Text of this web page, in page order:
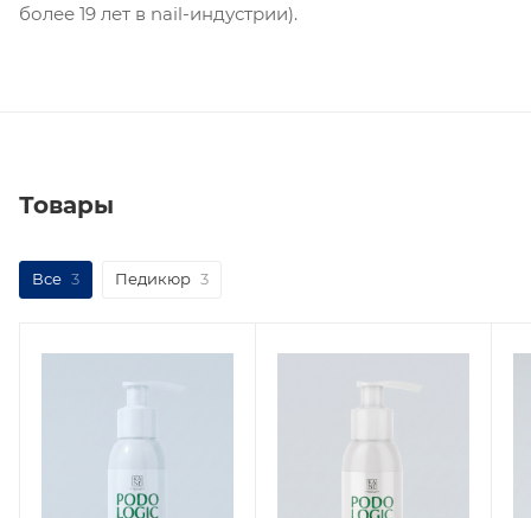
более 19 лет в nail-индустрии).
Товары
Все 3 Педикюр 3